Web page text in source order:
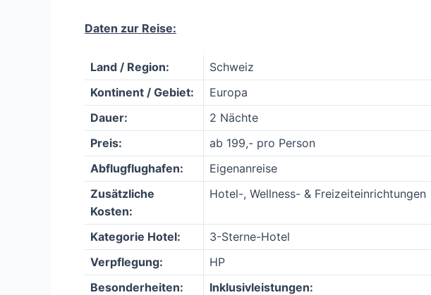
Daten zur Reise:
Land / Region:
Schweiz
Kontinent / Gebiet:
Europa
Dauer:
2 Nächte
Preis:
ab 199,- pro Person
Abflugflughafen:
Eigenanreise
Zusätzliche
Kosten:
Hotel-, Wellness- & Freizeiteinrichtungen
Kategorie Hotel:
3-Sterne-Hotel
Verpflegung:
HP
Besonderheiten:
Inklusivleistungen: